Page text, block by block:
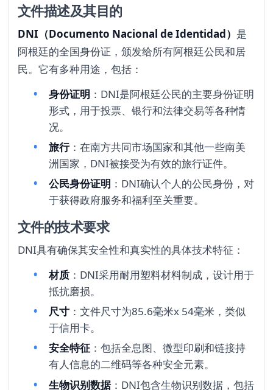
文件描述及其目的
DNI（Documento Nacional de Identidad） 是
阿根廷的全国身份证，颁发给所有阿根廷公民和居
民。它有多种用途，包括：
身份证明 ：DNI是阿根廷公民的主要身份证明
形式，用于投票、银行和法律交易等各种情
况。
旅行：在南方共同市场国家和其他一些南美
洲国家，DNI被接受为有效的旅行证件。
公民身份证明 ：DNI确认个人的公民身份，对
于获得政府服务和福利至关重要。
文件的技术要求
DNI具有确保其安全性和真实性的具体技术特征：
材质 ：DNI采用耐用塑料材料制成，设计用于
抵抗磨损。
尺寸 ：文件尺寸为85.6毫米x 54毫米，类似
于信用卡。
安全特征 ：包括全息图、微型印刷和链接持
有人信息的二维码等各种安全元素。
生物识别数据：DNI包含生物识别数据，包括